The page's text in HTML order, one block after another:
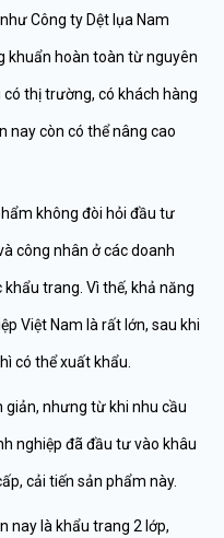
Công ty Dệt lụa Nam
khuẩn hoàn toàn từ nguyên
có thị trường, có khách hàng
nay còn có thể nâng cao
không đòi hỏi đầu tư
công nhân ở các doanh
trang. Vì thế, khả năng
Việt Nam là rất lớn, sau khi
có thể xuất khẩu.
giản, nhưng từ khi nhu cầu
nghiệp đã đầu tư vào khâu
cải tiến sản phẩm này.
nay là khẩu trang 2 lớp,